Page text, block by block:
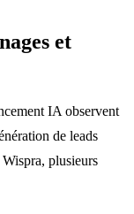
et
IA observent
de leads
plusieurs